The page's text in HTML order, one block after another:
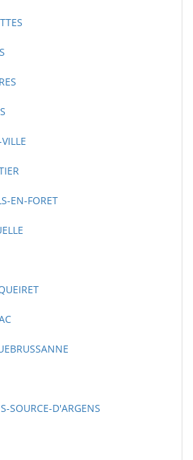
EN-FORET
SOURCE-D'ARGENS